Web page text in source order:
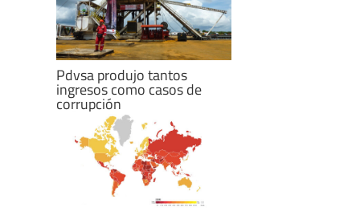
Pdvsa produjo tantos
ingresos como casos de
corrupción